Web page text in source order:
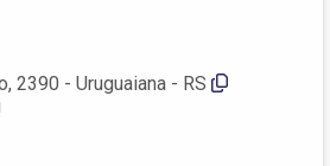
2390 - Uruguaiana - RS